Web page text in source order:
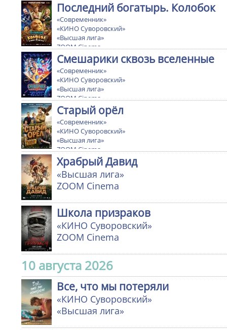
Последний богатырь. Колобок
«Современник»
«КИНО Суворовский»
«Высшая лига»
ZOOM Cinema
Ultra cinema
Смешарики сквозь вселенные
«Современник»
«КИНО Суворовский»
«Высшая лига»
ZOOM Cinema
Ultra cinema
Старый орёл
«Современник»
«КИНО Суворовский»
«Высшая лига»
ZOOM Cinema
Храбрый Давид
«Высшая лига»
ZOOM Cinema
Школа призраков
«КИНО Суворовский»
ZOOM Cinema
10 августа 2026
Все, что мы потеряли
«КИНО Суворовский»
«Высшая лига»